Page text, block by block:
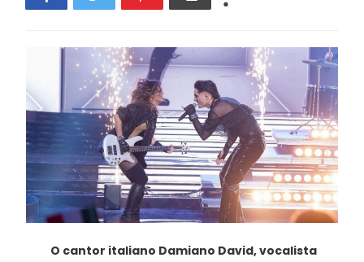
O cantor italiano Damiano David, vocalista